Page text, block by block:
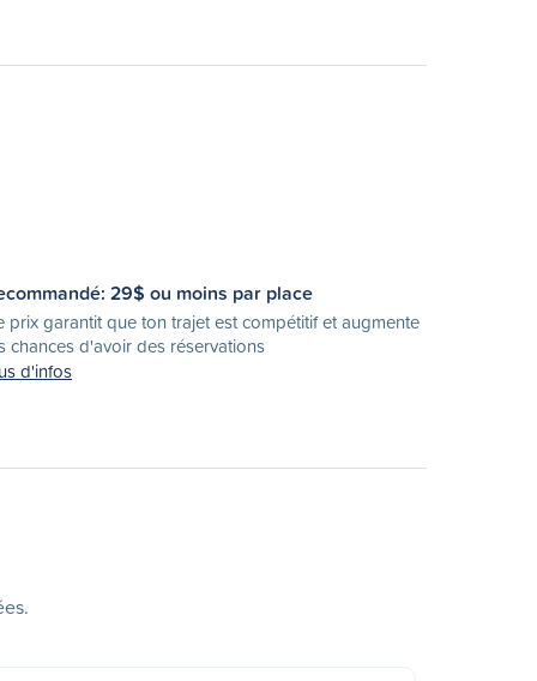
29$ ou moins par place
prix garantit que ton trajet est compétitif et augmente
chances d'avoir des réservations
d'infos